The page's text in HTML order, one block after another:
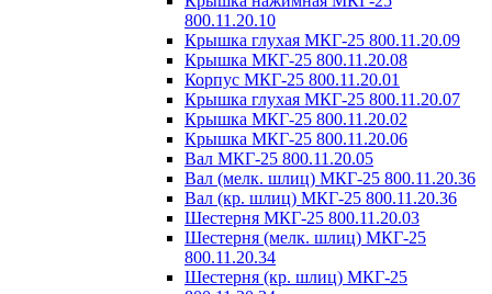
800.11.20.10
Крышка глухая МКГ-25 800.11.20.09
Крышка МКГ-25 800.11.20.08
Корпус МКГ-25 800.11.20.01
Крышка глухая МКГ-25 800.11.20.07
Крышка МКГ-25 800.11.20.02
Крышка МКГ-25 800.11.20.06
Вал МКГ-25 800.11.20.05
Вал (мелк. шлиц) МКГ-25 800.11.20.36
Вал (кр. шлиц) МКГ-25 800.11.20.36
Шестерня МКГ-25 800.11.20.03
Шестерня (мелк. шлиц) МКГ-25
800.11.20.34
Шестерня (кр. шлиц) МКГ-25